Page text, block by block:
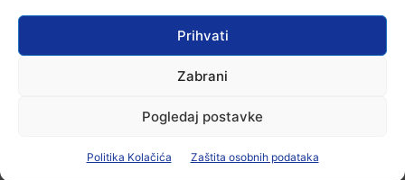
Prihvati
Zabrani
Pogledaj postavke
Politika Kolačića Zaštita osobnih podataka
kanalizacije najavljuju smanjenje
tlaka u vodovodnoj mreži
Poziv na racionalno korištenje vode
6 kolovoza, 2026